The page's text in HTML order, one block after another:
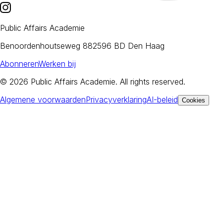
Public Affairs Academie
Benoordenhoutseweg 882596 BD Den Haag
AbonnerenWerken bij
© 2026 Public Affairs Academie. All rights reserved.
Algemene voorwaardenPrivacyverklaringAI-beleid Cookies